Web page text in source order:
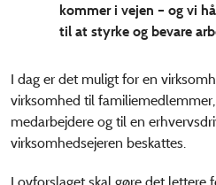
kommer i vejen – og vi
til at styrke og bevare
I dag er det muligt for en
virksomhed til
medarbejdere og til en
virksomhedsejeren beskattes.
Lovforslaget skal gøre det lettere